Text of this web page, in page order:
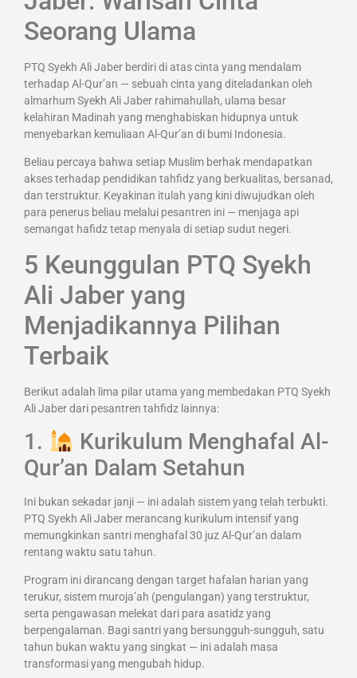
Seorang Ulama
PTQ Syekh Ali Jaber berdiri di atas cinta yang mendalam
terhadap Al-Qur’an — sebuah cinta yang diteladankan oleh
almarhum Syekh Ali Jaber rahimahullah, ulama besar
kelahiran Madinah yang menghabiskan hidupnya untuk
menyebarkan kemuliaan Al-Qur’an di bumi Indonesia.
Beliau percaya bahwa setiap Muslim berhak mendapatkan
akses terhadap pendidikan tahfidz yang berkualitas, bersanad,
dan terstruktur. Keyakinan itulah yang kini diwujudkan oleh
para penerus beliau melalui pesantren ini — menjaga api
semangat hafidz tetap menyala di setiap sudut negeri.
5 Keunggulan PTQ Syekh
Ali Jaber yang
Menjadikannya Pilihan
Terbaik
Berikut adalah lima pilar utama yang membedakan PTQ Syekh
Ali Jaber dari pesantren tahfidz lainnya:
1.
Kurikulum Menghafal Al-
Qur’an Dalam Setahun
Ini bukan sekadar janji — ini adalah sistem yang telah terbukti.
PTQ Syekh Ali Jaber merancang kurikulum intensif yang
memungkinkan santri menghafal 30 juz Al-Qur’an dalam
rentang waktu satu tahun.
Program ini dirancang dengan target hafalan harian yang
terukur, sistem muroja’ah (pengulangan) yang terstruktur,
serta pengawasan melekat dari para asatidz yang
berpengalaman. Bagi santri yang bersungguh-sungguh, satu
tahun bukan waktu yang singkat — ini adalah masa
transformasi yang mengubah hidup.